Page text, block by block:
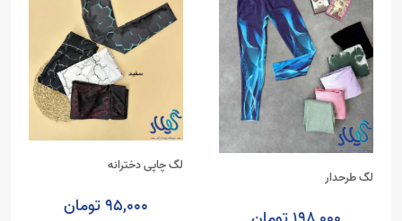
لگ طرحدار
لگ چاپی دخترانه
95,000 تومان